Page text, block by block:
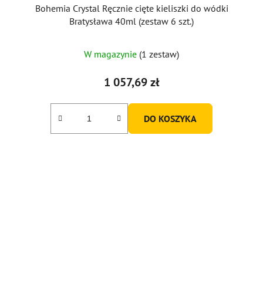
Bohemia Crystal Ręcznie cięte kieliszki do wódki
Bratysława 40ml (zestaw 6 szt.)
W magazynie (1 zestaw)
1 057,69 zł
DO KOSZYKA